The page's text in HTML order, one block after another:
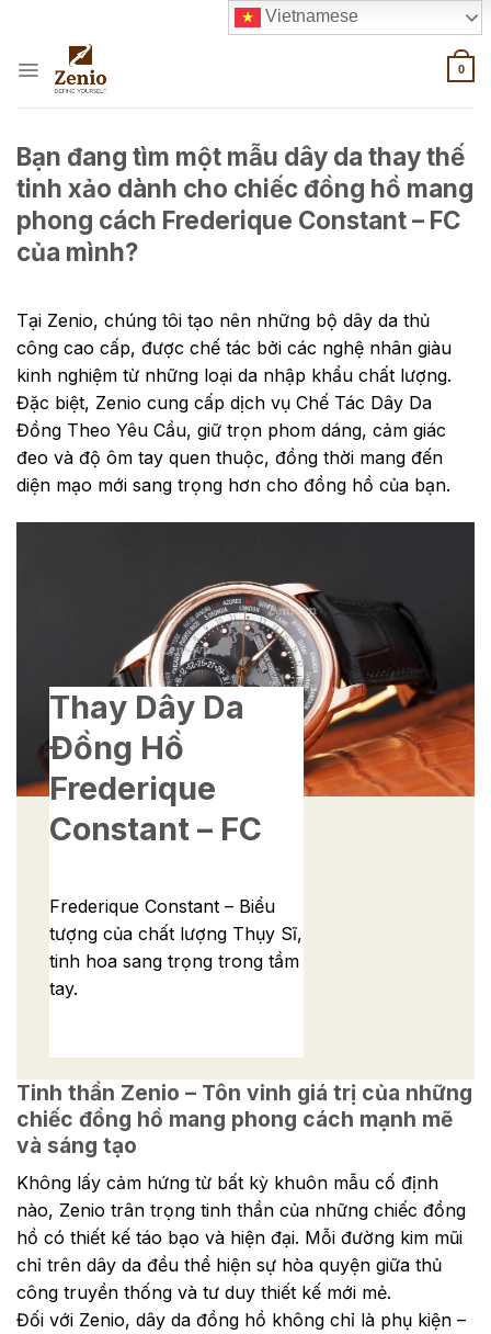
content
0
Bạn đang tìm một mẫu dây da thay thế
tinh xảo dành cho chiếc đồng hồ mang
phong cách Frederique Constant – FC
của mình?
Tại Zenio, chúng tôi tạo nên những bộ dây da thủ
công cao cấp, được chế tác bởi các nghệ nhân giàu
kinh nghiệm từ những loại da nhập khẩu chất lượng.
Đặc biệt, Zenio cung cấp dịch vụ Chế Tác Dây Da
Đồng Theo Yêu Cầu, giữ trọn phom dáng, cảm giác
đeo và độ ôm tay quen thuộc, đồng thời mang đến
diện mạo mới sang trọng hơn cho đồng hồ của bạn.
Thay Dây Da
Đồng Hồ
Frederique
Constant – FC
Frederique Constant – Biểu
tượng của chất lượng Thụy Sĩ,
tinh hoa sang trọng trong tầm
tay.
Tinh thần Zenio – Tôn vinh giá trị của những
chiếc đồng hồ mang phong cách mạnh mẽ
và sáng tạo
Không lấy cảm hứng từ bất kỳ khuôn mẫu cố định
nào, Zenio trân trọng tinh thần của những chiếc đồng
hồ có thiết kế táo bạo và hiện đại. Mỗi đường kim mũi
chỉ trên dây da đều thể hiện sự hòa quyện giữa thủ
công truyền thống và tư duy thiết kế mới mẻ.
Đối với Zenio, dây da đồng hồ không chỉ là phụ kiện –
Vietnamese